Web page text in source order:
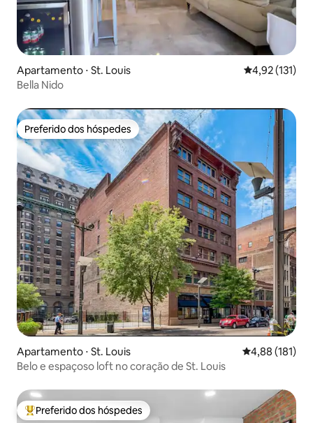
Apartamento ⋅ St. Louis 4,92 de uma
4,92 (131)
Bella Nido
Preferido dos hóspedes
Preferido dos hóspedes
Apartamento ⋅ St. Louis 4,88 de uma
4,88 (181)
Belo e espaçoso loft no coração de St. Louis
Entre os melhores preferidos dos hóspedes
Preferido dos hóspedes